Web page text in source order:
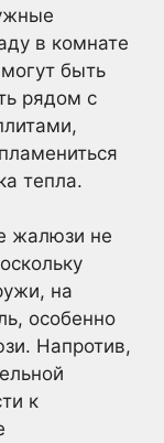
в комнате
быть
рядом с
тепла.
жалюзи не
на
особенно
Напротив,
к